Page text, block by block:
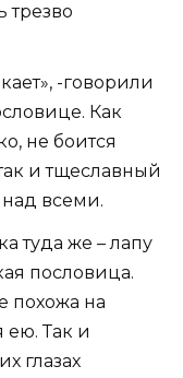
трезво
-говорили
Как
не боится
и тщеславный
всеми.
туда же – лапу
пословица.
похожа на
ею. Так и
глазах